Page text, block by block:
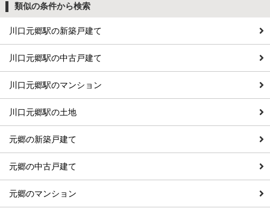
類似の条件から検索
川口元郷駅の新築戸建て
川口元郷駅の中古戸建て
川口元郷駅のマンション
川口元郷駅の土地
元郷の新築戸建て
元郷の中古戸建て
元郷のマンション